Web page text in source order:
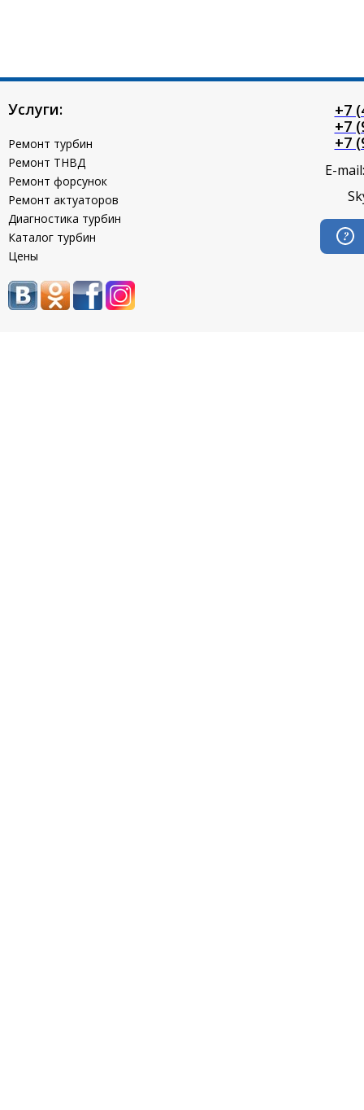
Услуги:
Ремонт турбин
Ремонт ТНВД
Ремонт форсунок
Ремонт актуаторов
Диагностика турбин
Каталог турбин
Цены
+7
+7
+7
E-